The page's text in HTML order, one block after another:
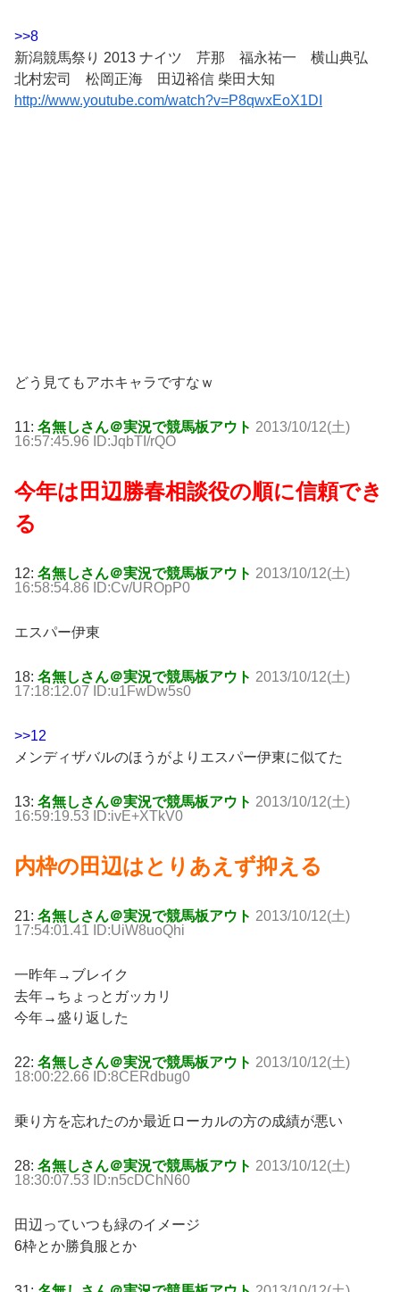
>>8
新潟競馬祭り 2013 ナイツ 芹那 福永祐一 横山典弘
北村宏司 松岡正海 田辺裕信 柴田大知
http://www.youtube.com/watch?v=P8qwxEoX1DI
どう見てもアホキャラですなｗ
11: 名無しさん＠実況で競馬板アウト 2013/10/12(土)
16:57:45.96 ID:JqbTI/rQO
今年は田辺勝春相談役の順に信頼でき
る
12: 名無しさん＠実況で競馬板アウト 2013/10/12(土)
16:58:54.86 ID:Cv/UROpP0
エスパー伊東
18: 名無しさん＠実況で競馬板アウト 2013/10/12(土)
17:18:12.07 ID:u1FwDw5s0
>>12
メンディザバルのほうがよりエスパー伊東に似てた
13: 名無しさん＠実況で競馬板アウト 2013/10/12(土)
16:59:19.53 ID:ivE+XTkV0
内枠の田辺はとりあえず抑える
21: 名無しさん＠実況で競馬板アウト 2013/10/12(土)
17:54:01.41 ID:UiW8uoQhi
一昨年→ブレイク
去年→ちょっとガッカリ
今年→盛り返した
22: 名無しさん＠実況で競馬板アウト 2013/10/12(土)
18:00:22.66 ID:8CERdbug0
乗り方を忘れたのか最近ローカルの方の成績が悪い
28: 名無しさん＠実況で競馬板アウト 2013/10/12(土)
18:30:07.53 ID:n5cDChN60
田辺っていつも緑のイメージ
6枠とか勝負服とか